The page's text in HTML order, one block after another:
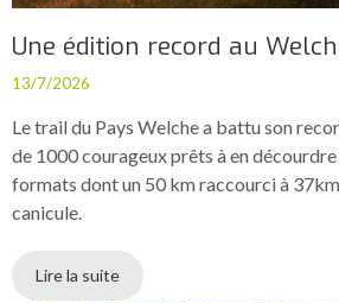
Une édition record au
13/7/2026
Le trail du Pays Welche a battu son
de 1000 courageux prêts à en
formats dont un 50 km raccourci à
canicule.
Lire la suite